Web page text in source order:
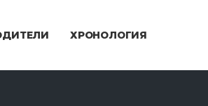
ХРОНОЛОГИЯ